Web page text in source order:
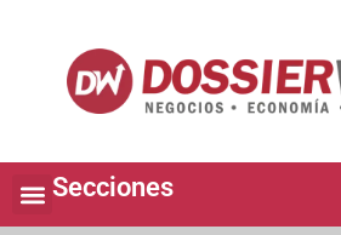
Secciones